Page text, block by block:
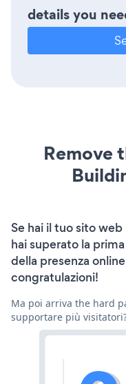
details you
Remove
Se hai il tuo sito
hai superato la
della presenza
congratulazioni!
Ma poi arriva the hard
supportare più